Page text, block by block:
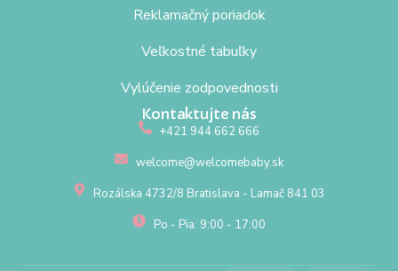
Reklamačný poriadok
Veľkostné tabuľky
Vylúčenie zodpovednosti
Kontaktujte nás
+421 944 662 666
welcome@welcomebaby.sk
Rozálska 4732/8 Bratislava - Lamač 841 03
Po - Pia: 9:00 - 17:00